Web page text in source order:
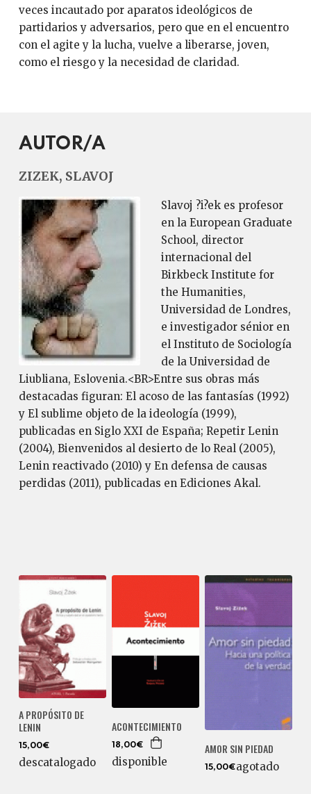
veces incautado por aparatos ideológicos de
partidarios y adversarios, pero que en el encuentro
con el agite y la lucha, vuelve a liberarse, joven,
como el riesgo y la necesidad de claridad.
AUTOR/A
ZIZEK, SLAVOJ
Slavoj ?i?ek es profesor
en la European Graduate
School, director
internacional del
Birkbeck Institute for
the Humanities,
Universidad de Londres,
e investigador sénior en
el Instituto de Sociología
de la Universidad de
Liubliana, Eslovenia.<BR>Entre sus obras más
destacadas figuran: El acoso de las fantasías (1992)
y El sublime objeto de la ideología (1999),
publicadas en Siglo XXI de España; Repetir Lenin
(2004), Bienvenidos al desierto de lo Real (2005),
Lenin reactivado (2010) y En defensa de causas
perdidas (2011), publicadas en Ediciones Akal.
A PROPÓSITO DE
LENIN
15,00€
descatalogado
ACONTECIMIENTO
18,00€
disponible
AMOR SIN PIEDAD
15,00€agotado